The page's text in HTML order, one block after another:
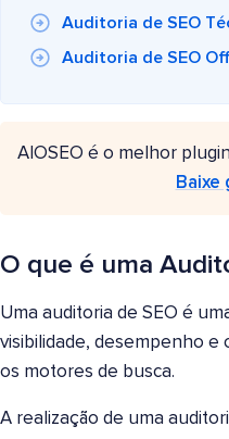
Auditoria de SEO
Auditoria de SEO
AIOSEO é o melhor
Baixe
O que é uma
Uma auditoria de SEO é
visibilidade, desempenho e
os motores de busca.
A realização de uma